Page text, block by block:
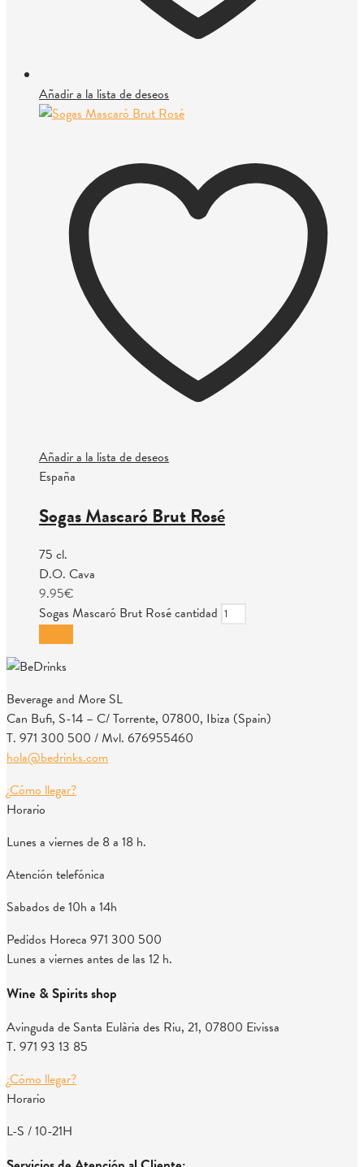
Añadir a la lista de deseos
Añadir a la lista de deseos
España
Sogas Mascaró Brut Rosé
75 cl.
D.O. Cava
9.95€
Sogas Mascaró Brut Rosé cantidad
Beverage and More SL
Can Bufi, S-14 – C/ Torrente, 07800, Ibiza (Spain)
T. 971 300 500 / Mvl. 676955460
hola@bedrinks.com
¿Cómo llegar?
Horario
Lunes a viernes de 8 a 18 h.
Atención telefónica
Sabados de 10h a 14h
Pedidos Horeca 971 300 500
Lunes a viernes antes de las 12 h.
Wine & Spirits shop
Avinguda de Santa Eulària des Riu, 21, 07800 Eivissa
T. 971 93 13 85
¿Cómo llegar?
Horario
L-S / 10-21H